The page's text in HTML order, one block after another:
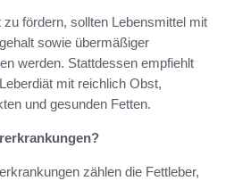
fördern, sollten Lebensmittel mit
sowie übermäßiger
werden. Stattdessen empfiehlt
mit reichlich Obst,
und gesunden Fetten.
zählen die Fettleber,